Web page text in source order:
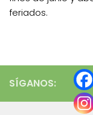
feriados.
SÍGANOS: